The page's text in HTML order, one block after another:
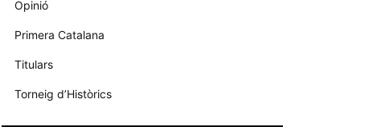
Opinió
Primera Catalana
Titulars
Torneig d’Històrics